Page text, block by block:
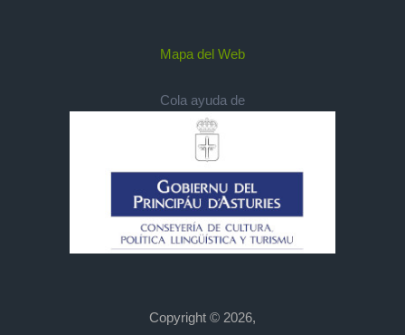
Mapa del Web
Cola ayuda de
Copyright © 2026,